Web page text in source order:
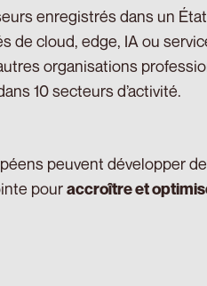
enregistrés dans un État
de cloud, edge, IA ou
organisations
10 secteurs d’activité.
peuvent développer
pouraccroître et